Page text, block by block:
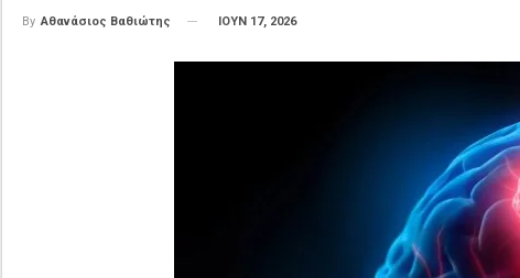
By Αθανάσιος Βαθιώτης ΙΟΥΝ 17, 2026